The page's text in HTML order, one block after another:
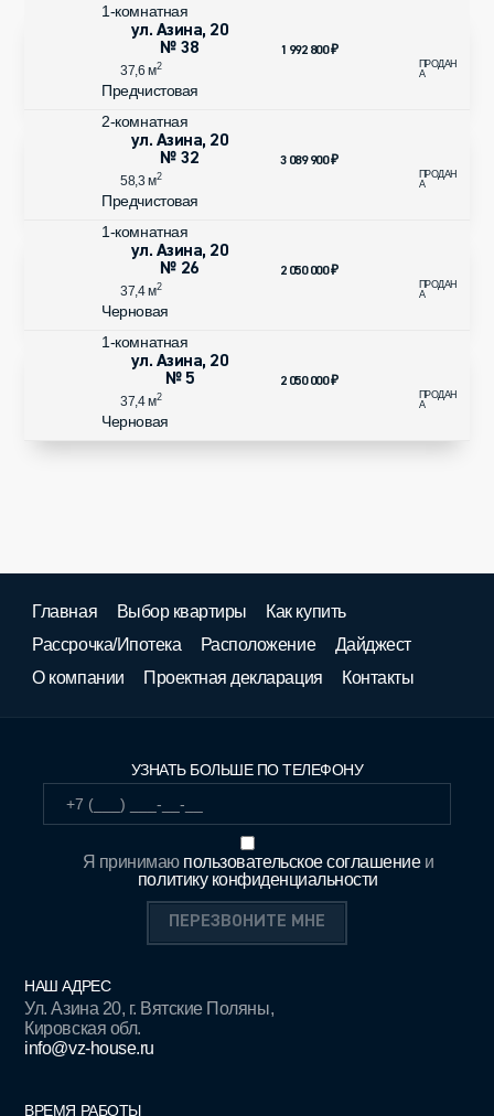
ул. Азина, 20
№ 38
37,6 м2
1-комнатная
Предчистовая
1 992 800 ₽
ул. Азина, 20
№ 32
58,3 м2
2-комнатная
Предчистовая
3 089 900 ₽
ул. Азина, 20
№ 26
37,4 м2
1-комнатная
Черновая
2 050 000 ₽
ул. Азина, 20
№ 5
37,4 м2
1-комнатная
Черновая
2 050 000 ₽
Главная Выбор квартиры
Как купить
Рассрочка/Ипотека
Расположение
Дайджест
О компании
Проектная декларация Контакты
НАШ АДРЕС
Ул. Азина 20, г. Вятские Поляны,
Кировская обл.
info@vz-house.ru
ВРЕМЯ РАБОТЫ
УЗНАТЬ БОЛЬШЕ ПО ТЕЛЕФОНУ
Я принимаю пользовательское соглашениеи
политику конфиденциальности